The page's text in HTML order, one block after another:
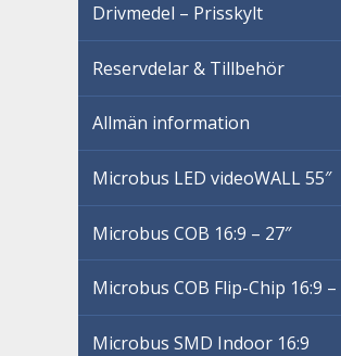
Drivmedel – Prisskylt
Reservdelar & Tillbehör
Allmän information
Microbus LED videoWALL 55″
Microbus COB 16:9 – 27″
Microbus COB Flip-Chip 16:9 –
Microbus SMD Indoor 16:9